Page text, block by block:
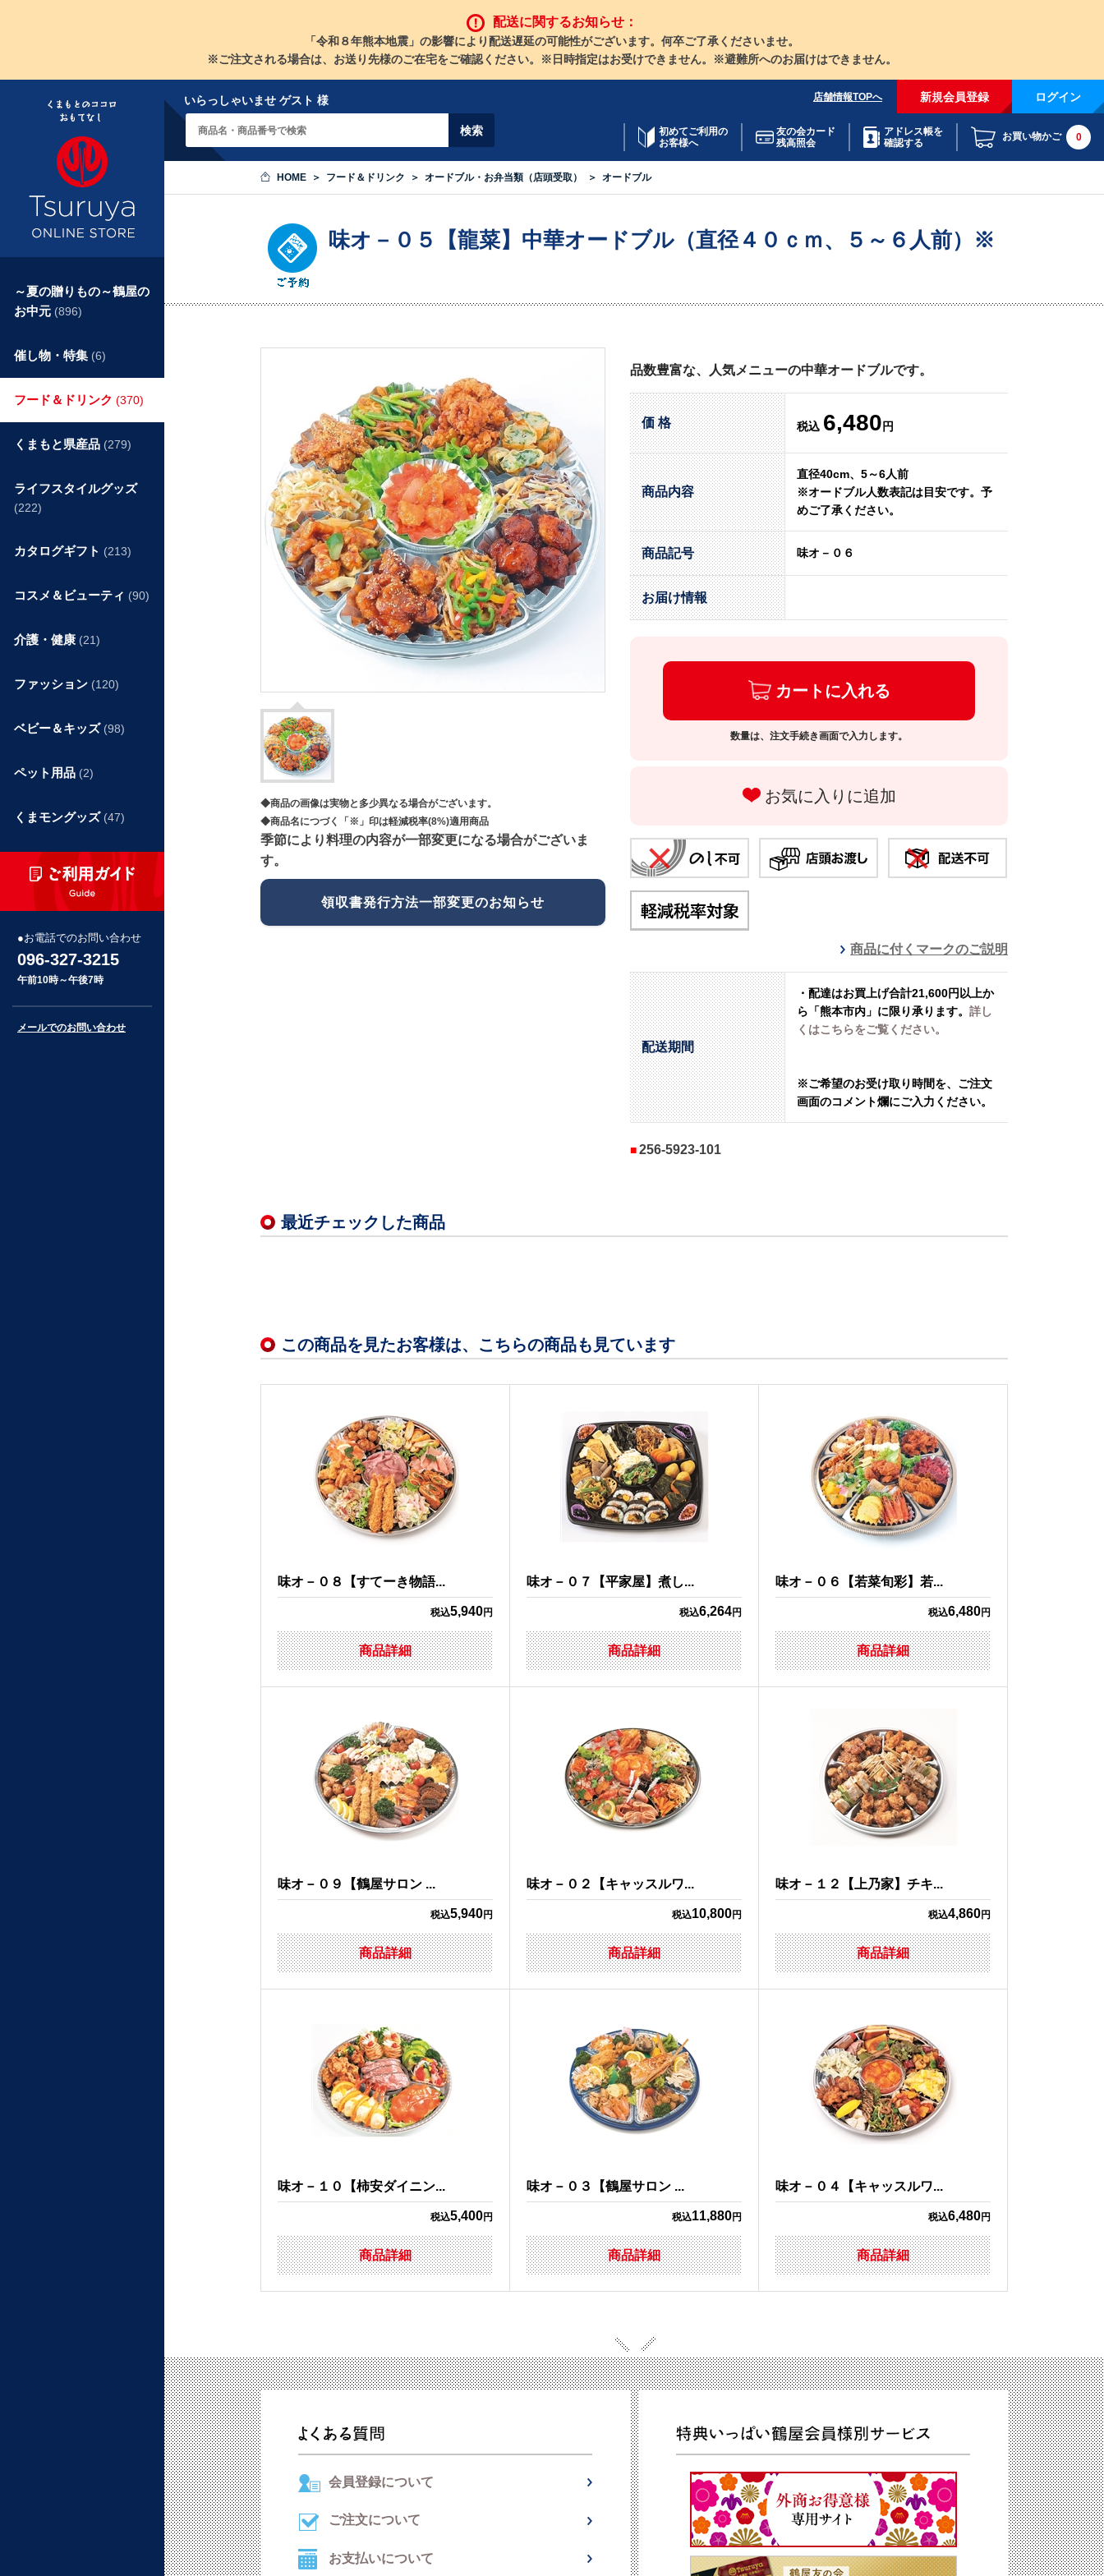
配送に関するお知らせ：
「令和８年熊本地震」の影響により配送遅延の可能性がございます。何卒ご了承くださいませ。
※ご注文される場合は、お送り先様のご在宅をご確認ください。※日時指定はお受けできません。※避難所へのお届けはできません。
いらっしゃいませ ゲスト 様 店舗情報TOPへ 新規会員登録 ログイン
初めてご利用の
お客様へ
友の会カード
残高照会
アドレス帳を
確認する
お買い物かご 0
HOME フード＆ドリンク オードブル・お弁当類（店頭受取） オードブル
味オ－０５【龍菜】中華オードブル（直径４０ｃｍ、５～６人前）※
◆商品の画像は実物と多少異なる場合がございます。
◆商品名につづく「※」印は軽減税率(8%)適用商品
季節により料理の内容が一部変更になる場合がございま
す。
領収書発行方法一部変更のお知らせ
品数豊富な、人気メニューの中華オードブルです。
価 格 税込 6,480 円
商品内容
直径40cm、5～6人前
※オードブル人数表記は目安です。予
めご了承ください。
商品記号 味オ－０６
お届け情報
カートに入れる
数量は、注文手続き画面で入力します。
お気に入りに追加
商品に付くマークのご説明
配送期間
・配達はお買上げ合計21,600円以上か
ら「熊本市内」に限り承ります。 詳し
くはこちらをご覧ください。
※ご希望のお受け取り時間を、ご注文
画面のコメント爛にご入力ください。
256-5923-101
最近チェックした商品
この商品を見たお客様は、こちらの商品も見ています
味オ－０８【すてーき物語...
税込5,940円
商品詳細
味オ－０７【平家屋】煮し...
税込6,264円
商品詳細
味オ－０６【若菜旬彩】若...
税込6,480円
商品詳細
味オ－０９【鶴屋サロン ...
税込5,940円
商品詳細
味オ－０２【キャッスルワ...
税込10,800円
商品詳細
味オ－１２【上乃家】チキ...
税込4,860円
商品詳細
味オ－１０【柿安ダイニン...
税込5,400円
商品詳細
味オ－０３【鶴屋サロン ...
税込11,880円
商品詳細
味オ－０４【キャッスルワ...
税込6,480円
商品詳細
～夏の贈りもの～鶴屋の
お中元 (896)
催し物・特集 (6)
フード＆ドリンク (370)
くまもと県産品 (279)
ライフスタイルグッズ
(222)
カタログギフト (213)
コスメ＆ビューティ (90)
介護・健康 (21)
ファッション (120)
ベビー＆キッズ (98)
ペット用品 (2)
くまモングッズ (47)
お電話でのお問い合わせ
096-327-3215
午前10時～午後7時
メールでのお問い合わせ
会員登録について
ご注文について
お支払いについて